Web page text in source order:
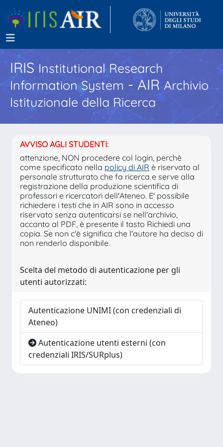
IRISInstitutional Research
Information System - AIR Archivio
Istituzionale della Ricerca
AVVISO AGLI STUDENTI:
attenzione, NON procedere col login, perchè
come specificato nella policy di AIR è riservato al
personale strutturato che fa ricerca e serve alla
registrazione della produzione scientifica di
professori e ricercatori dell'Ateneo. E' possibile
richiedere i testi che in AIR sono in accesso
riservato senza autenticarsi se nell'archivio,
accanto al PDF, è presente il tasto Richiedi una
copia. Se non c'è significa che l'autore ha deciso di
non renderlo disponibile.
Scelta del metodo di autenticazione per gli
utenti autorizzati:
Autenticazione UNIMI (con credenziali di
Ateneo)
Autenticazione utenti esterni (con
credenziali IRIS/SURplus)